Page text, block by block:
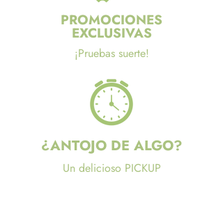
PROMOCIONES
EXCLUSIVAS
¡Pruebas suerte!
¿ANTOJO DE ALGO?
Un delicioso PICKUP